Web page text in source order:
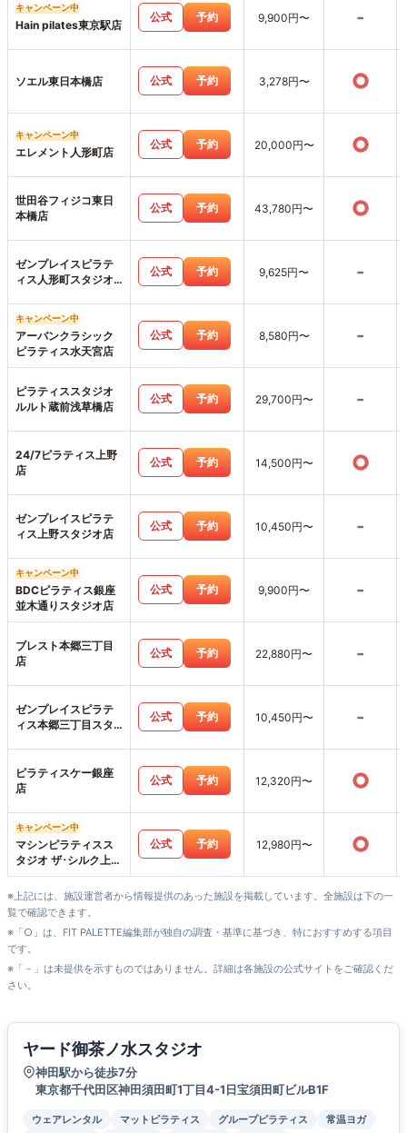
キャンペーン中
Hain pilates東京駅店
公式 予約 9,900円〜 -
ソエル東日本橋店 公式 予約 3,278円〜 ○
キャンペーン中
エレメント人形町店
公式 予約 20,000円〜 ○
世田谷フィジコ東日
本橋店
公式 予約 43,780円〜 ○
ゼンプレイスピラテ
ィス人形町スタジオ
公式 予約 9,625円〜 -
キャンペーン中
アーバンクラシック
ピラティス水天宮店
公式 予約 8,580円〜 -
ピラティススタジオ
ルルト蔵前浅草橋店
公式 予約 29,700円〜 -
24/7ピラティス上野
店
公式 予約 14,500円〜 ○
ゼンプレイスピラテ
ィス上野スタジオ店
公式 予約 10,450円〜 -
キャンペーン中
BDCピラティス銀座
並木通りスタジオ店
公式 予約 9,900円〜 -
ブレスト本郷三丁目
店
公式 予約 22,880円〜 -
ゼンプレイスピラテ
ィス本郷三丁目スタ
公式 予約 10,450円〜 -
ピラティスケー銀座
店
公式 予約 12,320円〜 ○
キャンペーン中
マシンピラティスス
タジオ ザ･シルク上野
店
公式 予約 12,980円〜 ○
※上記には、施設運営者から情報提供のあった施設を掲載しています。全施設は下の一
覧で確認できます。
※「○」は、FIT PALETTE編集部が独自の調査・基準に基づき、特におすすめする項目
です。
※「－」は未提供を示すものではありません。詳細は各施設の公式サイトをご確認くだ
さい。
ヤード御茶ノ水スタジオ
神田駅から徒歩7分
東京都千代田区神田須田町1丁目4-1日宝須田町ビルB1F
ウェアレンタル マットピラティス グループピラティス 常温ヨガ